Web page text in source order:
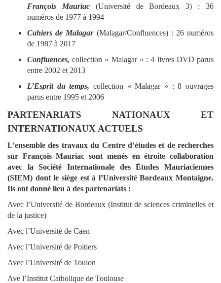
François Mauriac
(Université de Bordeaux 3) : 36
numéros de 1977 à 1994
Cahiers de Malagar(Malagar/Confluences) : 26 numéros
de 1987 à 2017
Confluences, collection « Malagar » : 4 livres DVD parus
entre 2002 et 2013
L’Esprit du temps, collection « Malagar » : 8 ouvrages
parus entre 1995 et 2006
PARTENARIATS NATIONAUX ET
INTERNATIONAUX ACTUELS
L’ensemble des travaux du Centre d’études et de recherches
sur François Mauriac sont menés en étroite collaboration
avec la Société Internationale des Études Mauriaciennes
(SIEM) dont le siège est à l’Université Bordeaux Montaigne.
Ils ont donné lieu à des partenariats :
Avec l’Université de Bordeaux (Institut de sciences criminelles et
de la justice)
Avec l’Université de Caen
Avec l’Université de Poitiers
Avec l’Université de Toulon
Ave l’Institut Catholique de Toulouse